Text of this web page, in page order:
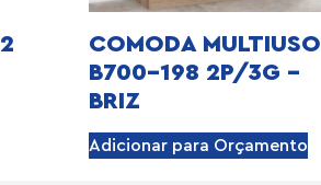
COMODA MULTIUSO
B700-198 2P/3G –
BRIZ
Adicionar para Orçamento